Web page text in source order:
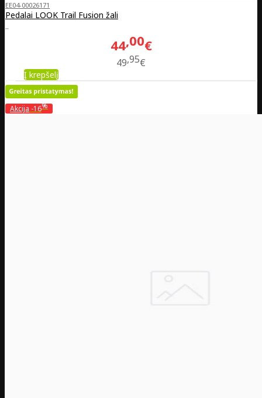
EE04-00026171
Pedalai LOOK Trail Fusion žali
..
44 00€
49 95€
Į krepšelį
Akcija -16%